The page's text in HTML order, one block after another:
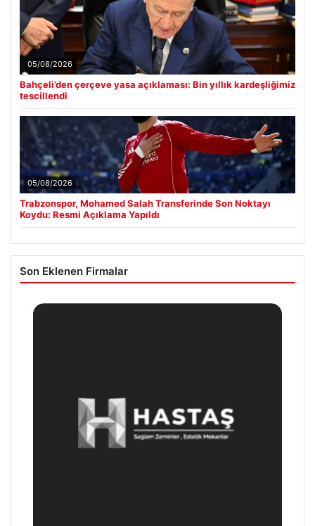
05/08/2026
Bahçeli’den çerçeve yasa açıklaması: Bin yıllık kardeşliğimiz
tescillendi
05/08/2026
Trabzonspor, Mohamed Salah Transferinde Son Noktayı
Koydu: Resmi Açıklama Yapıldı
Son Eklenen Firmalar